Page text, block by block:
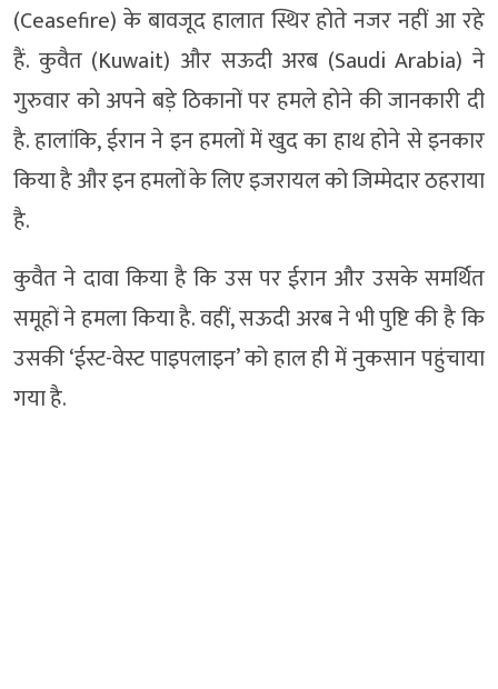
(Ceasefire) के बावजूद हालात स्थिर होते नजर नहीं आ रहे
हैं. कुवैत (Kuwait) और सऊदी अरब (Saudi Arabia) ने
गुरुवार को अपने बड़े ठिकानों पर हमले होने की जानकारी दी
है. हालांकि, ईरान ने इन हमलों में खुद का हाथ होने से इनकार
किया है और इन हमलों के लिए इजरायल को जिम्मेदार ठहराया
है.
कुवैत ने दावा किया है कि उस पर ईरान और उसके समर्थित
समूहों ने हमला किया है. वहीं, सऊदी अरब ने भी पुष्टि की है कि
उसकी ‘ईस्ट-वेस्ट पाइपलाइन’ को हाल ही में नुकसान पहुंचाया
गया है.